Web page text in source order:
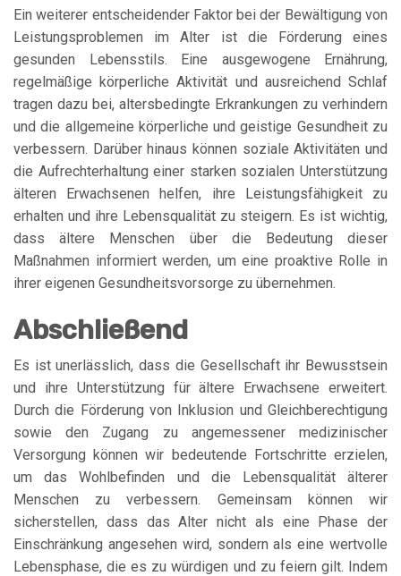
Ein weiterer entscheidender Faktor bei der Bewältigung von
Leistungsproblemen im Alter ist die Förderung eines
gesunden Lebensstils. Eine ausgewogene Ernährung,
regelmäßige körperliche Aktivität und ausreichend Schlaf
tragen dazu bei, altersbedingte Erkrankungen zu verhindern
und die allgemeine körperliche und geistige Gesundheit zu
verbessern. Darüber hinaus können soziale Aktivitäten und
die Aufrechterhaltung einer starken sozialen Unterstützung
älteren Erwachsenen helfen, ihre Leistungsfähigkeit zu
erhalten und ihre Lebensqualität zu steigern. Es ist wichtig,
dass ältere Menschen über die Bedeutung dieser
Maßnahmen informiert werden, um eine proaktive Rolle in
ihrer eigenen Gesundheitsvorsorge zu übernehmen.
Abschließend
Es ist unerlässlich, dass die Gesellschaft ihr Bewusstsein
und ihre Unterstützung für ältere Erwachsene erweitert.
Durch die Förderung von Inklusion und Gleichberechtigung
sowie den Zugang zu angemessener medizinischer
Versorgung können wir bedeutende Fortschritte erzielen,
um das Wohlbefinden und die Lebensqualität älterer
Menschen zu verbessern. Gemeinsam können wir
sicherstellen, dass das Alter nicht als eine Phase der
Einschränkung angesehen wird, sondern als eine wertvolle
Lebensphase, die es zu würdigen und zu feiern gilt. Indem